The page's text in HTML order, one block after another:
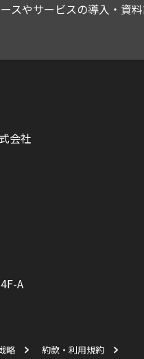
スやサービスの導入・資
会社
A
略 約款・利用規約